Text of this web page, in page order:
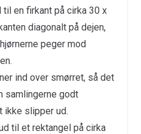
til en firkant på cirka 30 x
diagonalt på dejen,
peger mod
ind over smørret, så det
samlingerne godt
ikke slipper ud.
til et rektangel på cirka